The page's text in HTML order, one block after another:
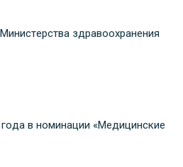
здравоохранения
в номинации «Медицинские